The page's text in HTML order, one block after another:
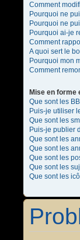
Comment
Pourquoi ne
Pourquoi ne
Pourquoi ai-je
Comment
A quoi sert le
Pourquoi mon
Comment
Mise en forme
Que sont les
Puis-je utiliser
Que sont les
Puis-je publier
Que sont les
Que sont les
Que sont les
Que sont les
Que sont les